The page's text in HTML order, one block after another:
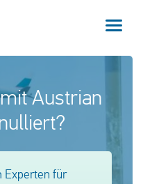
Austrian
Experten für